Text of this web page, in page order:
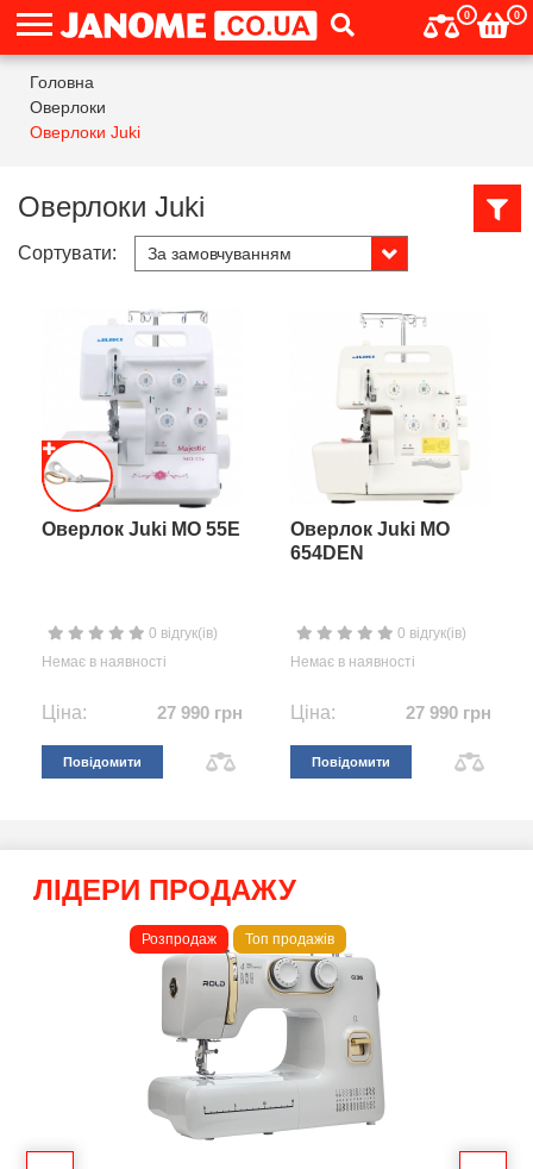
0 0
Головна
Оверлоки
Оверлоки Juki
Оверлоки Juki
Сортувати:
Оверлок Juki MO 55E
0 відгук(ів)
Немає в наявності
Ціна: 27 990 грн
Повідомити
Оверлок Juki MO
654DEN
0 відгук(ів)
Немає в наявності
Ціна: 27 990 грн
Повідомити
ЛІДЕРИ ПРОДАЖУ
Розпродаж Топ продажів